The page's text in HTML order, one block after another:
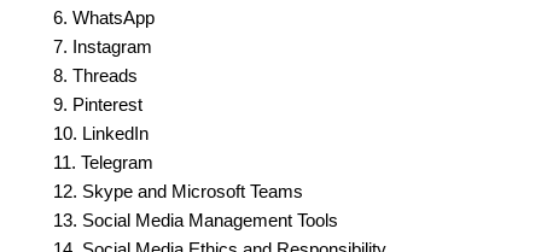
6. WhatsApp
7. Instagram
8. Threads
9. Pinterest
10. LinkedIn
11. Telegram
12. Skype and Microsoft Teams
13. Social Media Management Tools